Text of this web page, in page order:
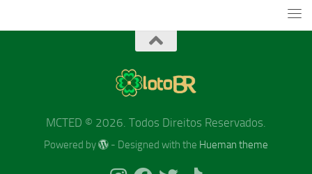
MCTED © 2026. Todos Direitos Reservados.
Powered by - Designed with the Hueman theme